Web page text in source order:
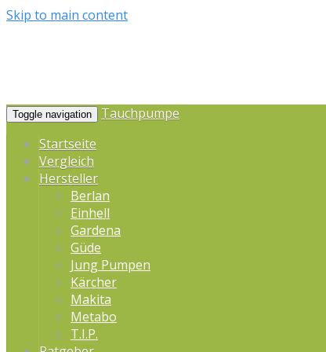
Skip to main content
Toggle navigation
Tauchpumpe
Startseite
Vergleich
Hersteller
Berlan
Einhell
Gardena
Güde
Jung Pumpen
Kärcher
Makita
Metabo
T.I.P.